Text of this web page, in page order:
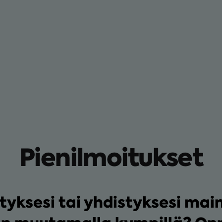
Pienilmoitukset
tai yhdistyksesi